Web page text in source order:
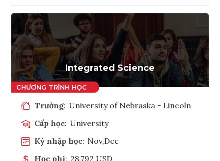
Integrated Science
Trường: University of Nebraska - Lincoln
Cấp học: University
Kỳ nhập học: Nov,Dec
Học phí: 28,792 USD